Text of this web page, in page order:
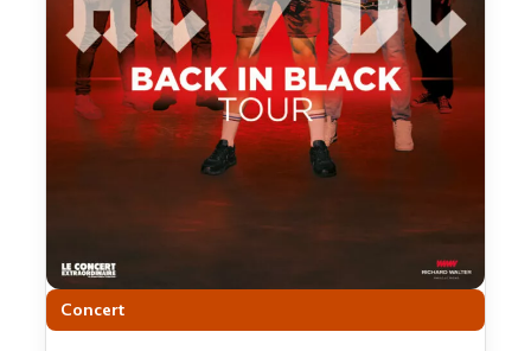
Concert